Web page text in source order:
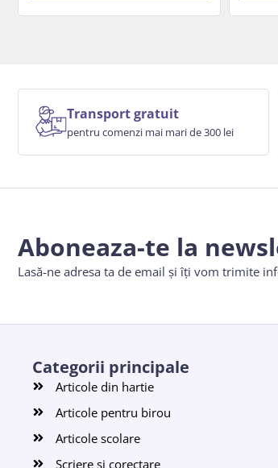
Transport gratuit
pentru comenzi mai mari de 300 lei
Aboneaza-te la
Lasă-ne adresa ta de email și îți vom trimite
Categorii principale
Articole din hartie
Articole pentru birou
Articole scolare
Scriere si corectare